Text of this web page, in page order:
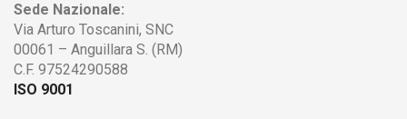
Sede Nazionale:
Via Arturo Toscanini, SNC
00061 – Anguillara S. (RM)
C.F. 97524290588
ISO 9001